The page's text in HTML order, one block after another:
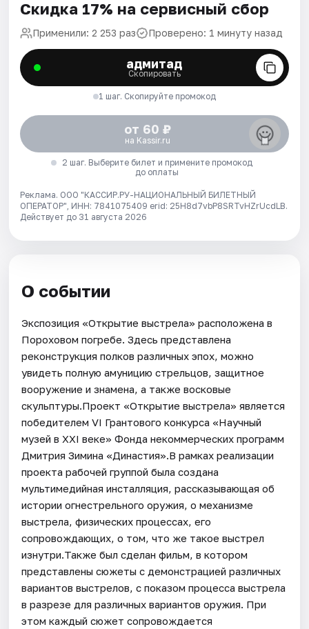
Скидка 17% на сервисный сбор
Применили: 2 253 раз Проверено: 1 минуту назад
адмитад
Скопировать
1 шаг. Скопируйте промокод
от 60 ₽
на Kassir.ru
2 шаг. Выберите билет и примените промокод
до оплаты
Реклама. ООО "КАССИР.РУ-НАЦИОНАЛЬНЫЙ БИЛЕТНЫЙ
ОПЕРАТОР", ИНН: 7841075409 erid: 25H8d7vbP8SRTvHZrUcdLB.
Действует до 31 августа 2026
О событии
Экспозиция «Открытие выстрела» расположена в
Пороховом погребе. Здесь представлена
реконструкция полков различных эпох, можно
увидеть полную амуницию стрельцов, защитное
вооружение и знамена, а также восковые
скульптуры.Проект «Открытие выстрела» является
победителем VI Грантового конкурса «Научный
музей в XXI веке» Фонда некоммерческих программ
Дмитрия Зимина «Династия».В рамках реализации
проекта рабочей группой была создана
мультимедийная инсталляция, рассказывающая об
истории огнестрельного оружия, о механизме
выстрела, физических процессах, его
сопровождающих, о том, что же такое выстрел
изнутри.Также был сделан фильм, в котором
представлены сюжеты с демонстрацией различных
вариантов выстрелов, с показом процесса выстрела
в разрезе для различных вариантов оружия. При
этом каждый сюжет сопровождается